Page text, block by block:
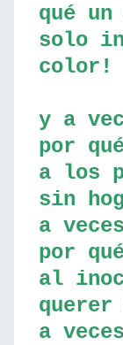
qué
solo
color!
y a
por
a los
sin
a
por
al
a